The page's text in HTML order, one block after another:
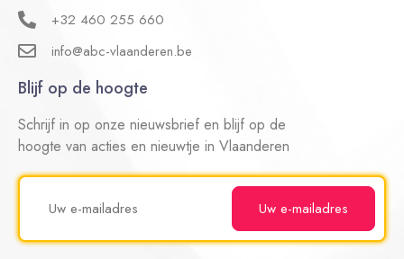
+32 460 255 660
info@abc-vlaanderen.be
Blijf op de hoogte
Schrijf in op onze nieuwsbrief en blijf op de
hoogte van acties en nieuwtje in Vlaanderen